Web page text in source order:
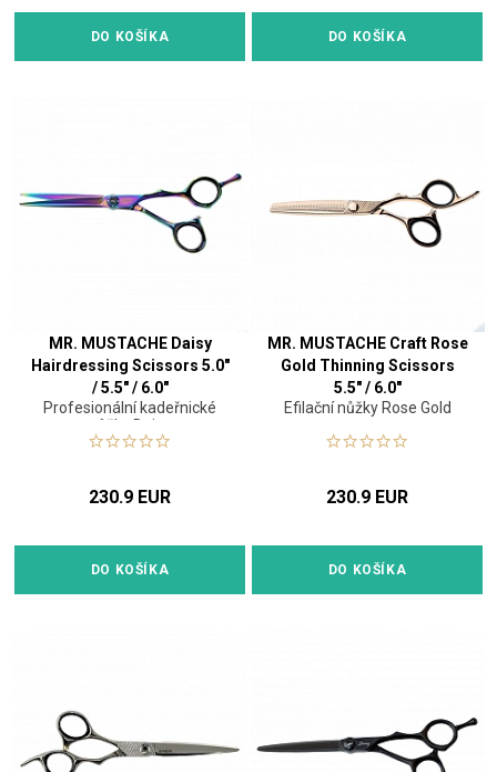
DO KOŠÍKA DO KOŠÍKA
MR. MUSTACHE Daisy
Hairdressing Scissors 5.0"
/ 5.5" / 6.0"
Profesionální kadeřnické
nůžky Daisy
230.9 EUR
DO KOŠÍKA
MR. MUSTACHE Craft Rose
Gold Thinning Scissors
5.5" / 6.0"
Efilační nůžky Rose Gold
230.9 EUR
DO KOŠÍKA